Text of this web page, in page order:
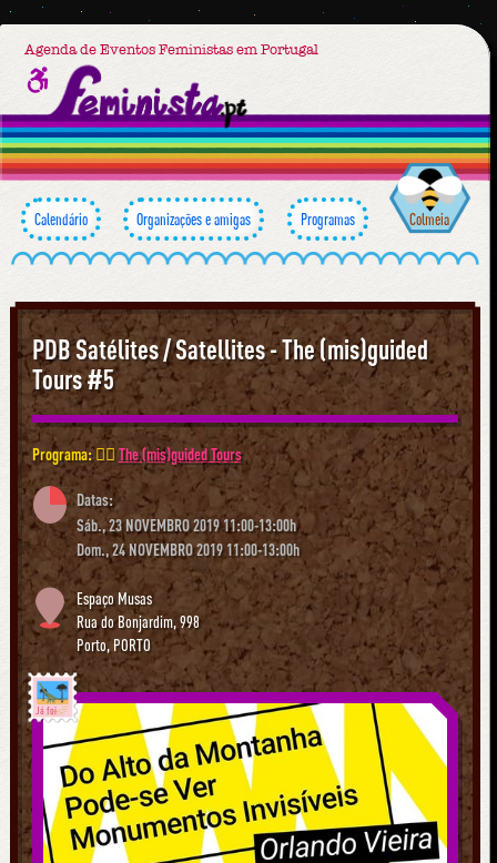
Agenda de Eventos Feministas em Portugal
Calendário Organizações e amigas Programas Colmeia
PDB Satélites / Satellites - The (mis)guided
Tours #5
Programa: 🕵️‍♀️The (mis)guided Tours
Datas:
Sáb., 23 NOVEMBRO 2019 11:00-13:00h
Dom., 24 NOVEMBRO 2019 11:00-13:00h
Espaço Musas
Rua do Bonjardim, 998
Porto, PORTO
Já foi